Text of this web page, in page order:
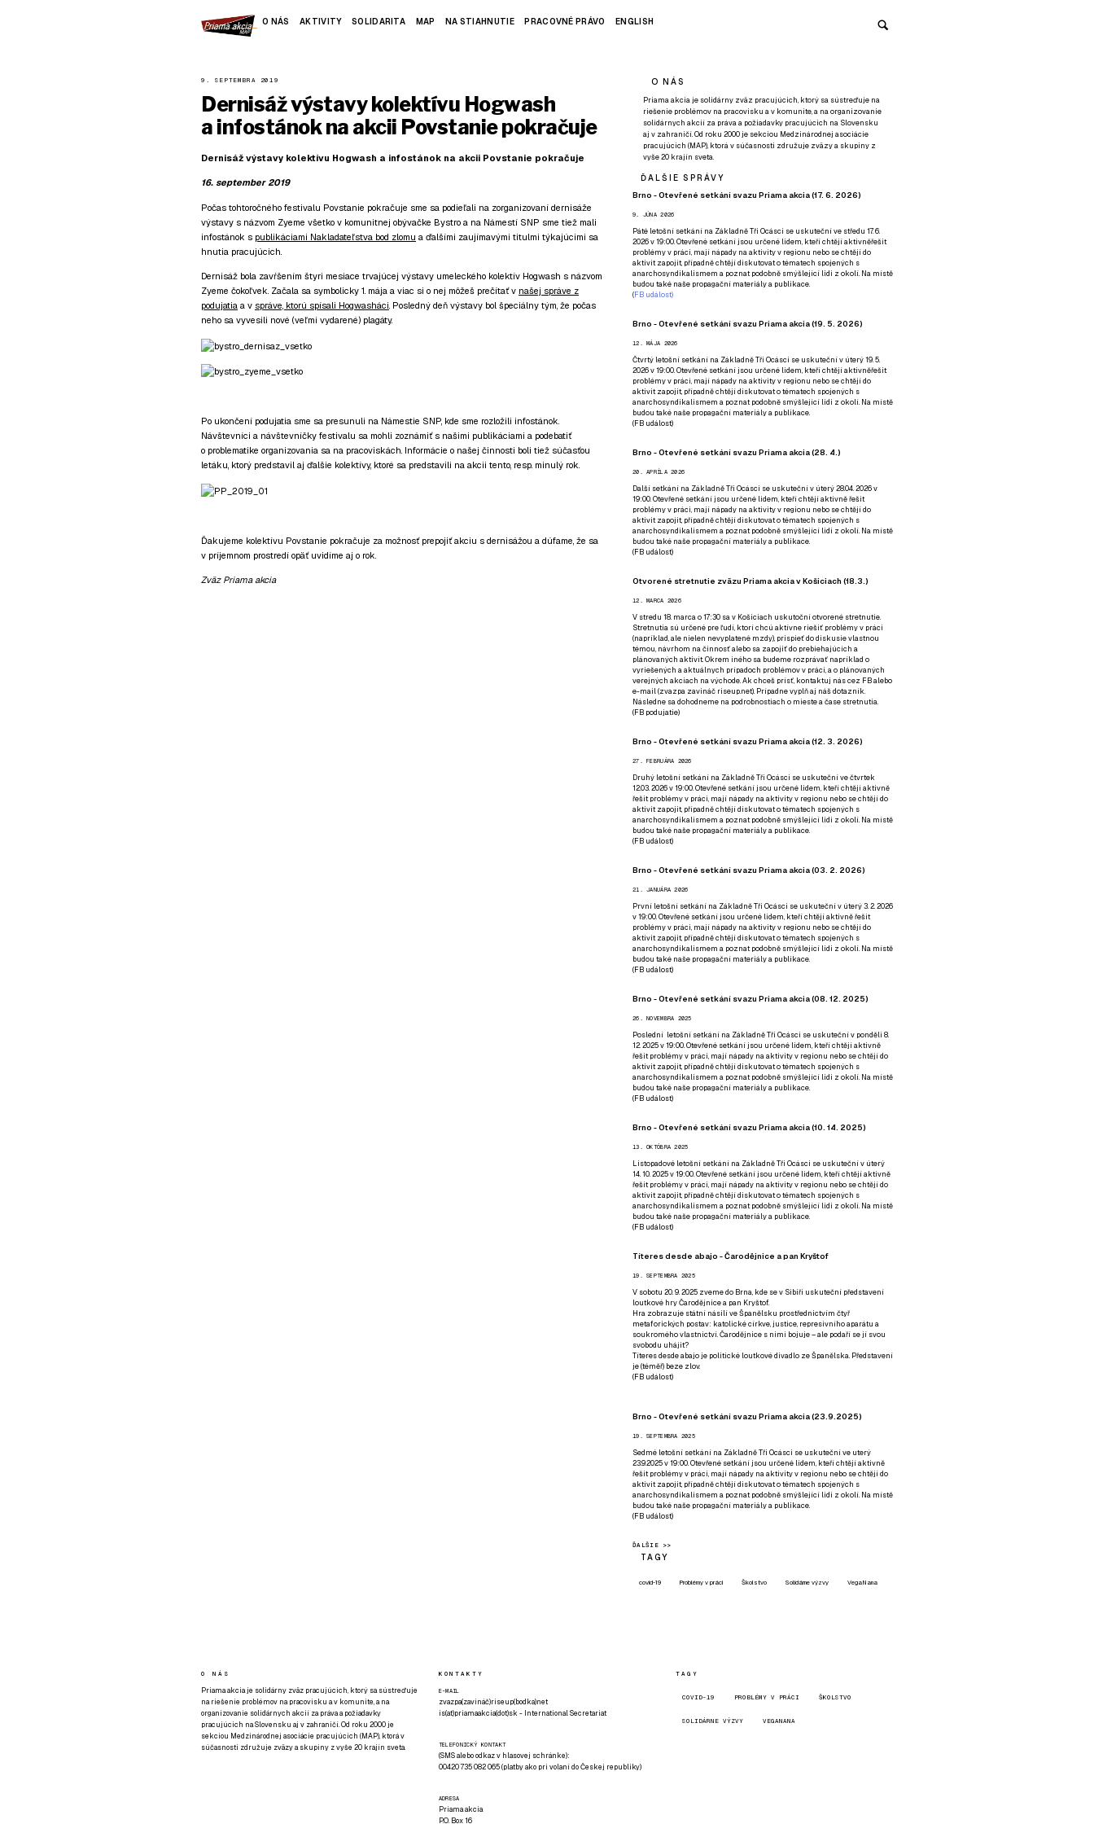
O NÁS AKTIVITY SOLIDARITA MAP NA STIAHNUTIE PRACOVNÉ PRÁVO ENGLISH
9. SEPTEMBRA 2019
Dernisáž výstavy kolektívu Hogwash
a infostánok na akcii Povstanie pokračuje
Dernisáž výstavy kolektívu Hogwash a infostánok na akcii Povstanie pokračuje
16. september 2019
Počas tohtoročného festivalu Povstanie pokračuje sme sa podieľali na zorganizovaní dernisáže
výstavy s názvom Zyeme všetko v komunitnej obývačke Bystro a na Námestí SNP sme tiež mali
infostánok s publikáciami Nakladateľstva bod zlomu a ďalšími zaujímavými titulmi týkajúcimi sa
hnutia pracujúcich.
Dernisáž bola zavŕšením štyri mesiace trvajúcej výstavy umeleckého kolektív Hogwash s názvom
Zyeme čokoľvek. Začala sa symbolicky 1. mája a viac si o nej môžeš prečítať v našej správe z
podujatia a v správe, ktorú spísali Hogwasháci. Posledný deň výstavy bol špeciálny tým, že počas
neho sa vyvesili nové (veľmi vydarené) plagáty.
Po ukončení podujatia sme sa presunuli na Námestie SNP, kde sme rozložili infostánok.
Návštevníci a návštevníčky festivalu sa mohli zoznámiť s našimi publikáciami a podebatiť
o problematike organizovania sa na pracoviskách. Informácie o našej činnosti boli tiež súčasťou
letáku, ktorý predstavil aj ďalšie kolektívy, ktoré sa predstavili na akcii tento, resp. minulý rok.
Ďakujeme kolektívu Povstanie pokračuje za možnosť prepojiť akciu s dernisážou a dúfame, že sa
v príjemnom prostredí opäť uvidíme aj o rok.
Zväz Priama akcia
O NÁS
Priama akcia je solidárny zväz pracujúcich, ktorý sa sústreďuje na
riešenie problémov na pracovisku a v komunite, a na organizovanie
solidárnych akcií za práva a požiadavky pracujúcich na Slovensku
aj v zahraničí. Od roku 2000 je sekciou Medzinárodnej asociácie
pracujúcich (MAP), ktorá v súčasnosti združuje zväzy a skupiny z
vyše 20 krajín sveta.
ĎALŠIE SPRÁVY
Brno - Otevřené setkání svazu Priama akcia (17. 6. 2026)
9. JÚNA 2026
Páté letošní setkání na Základně Tři Ocásci se uskuteční ve středu 17. 6.
2026 v 19:00. Otevřené setkání jsou určené lidem, kteří chtějí aktivněřešit
problémy v práci, mají nápady na aktivity v regionu nebo se chtějí do
aktivit zapojit, případně chtějí diskutovat o tématech spojených s
anarchosyndikalismem a poznat podobně smýšlející lidi z okolí. Na místě
budou také naše propagační materiály a publikace.
(FB událost)
Brno - Otevřené setkání svazu Priama akcia (19. 5. 2026)
12. MÁJA 2026
Čtvrtý letošní setkání na Základně Tři Ocásci se uskuteční v úterý 19. 5.
2026 v 19:00. Otevřené setkání jsou určené lidem, kteří chtějí aktivněřešit
problémy v práci, mají nápady na aktivity v regionu nebo se chtějí do
aktivit zapojit, případně chtějí diskutovat o tématech spojených s
anarchosyndikalismem a poznat podobně smýšlející lidi z okolí. Na místě
budou také naše propagační materiály a publikace.
(FB událost)
Brno - Otevřené setkání svazu Priama akcia (28. 4.)
20. APRÍLA 2026
Další setkání na Základně Tři Ocásci se uskuteční v úterý 28.04. 2026 v
19:00. Otevřené setkání jsou určené lidem, kteří chtějí aktivně řešit
problémy v práci, mají nápady na aktivity v regionu nebo se chtějí do
aktivit zapojit, případně chtějí diskutovat o tématech spojených s
anarchosyndikalismem a poznat podobně smýšlející lidi z okolí. Na místě
budou také naše propagační materiály a publikace.
(FB událost)
Otvorené stretnutie zväzu Priama akcia v Košiciach (18.3.)
12. MARCA 2026
V stredu 18. marca o 17:30 sa v Košiciach uskutoční otvorené stretnutie.
Stretnutia sú určené pre ľudí, ktorí chcú aktívne riešiť problémy v práci
(napríklad, ale nielen nevyplatené mzdy), prispieť do diskusie vlastnou
témou, návrhom na činnosť alebo sa zapojiť do prebiehajúcich a
plánovaných aktivít. Okrem iného sa budeme rozprávať napríklad o
vyriešených a aktuálnych prípadoch problémov v práci, a o plánovaných
verejných akciach na východe. Ak chceš prísť, kontaktuj nás cez FBalebo
e-mail (zvazpa zavináč riseup.net). Prípadnevyplň aj náš dotazník.
Následne sa dohodneme na podrobnostiach o mieste a čase stretnutia.
(FB podujatie)
Brno - Otevřené setkání svazu Priama akcia (12. 3. 2026)
27. FEBRUÁRA 2026
Druhý letošní setkání na Základně Tři Ocásci se uskuteční ve čtvrtek
12.03. 2026 v 19:00. Otevřené setkání jsou určené lidem, kteří chtějí aktivně
řešit problémy v práci, mají nápady na aktivity v regionu nebo se chtějí do
aktivit zapojit, případně chtějí diskutovat o tématech spojených s
anarchosyndikalismem a poznat podobně smýšlející lidi z okolí. Na místě
budou také naše propagační materiály a publikace.
(FB událost)
Brno - Otevřené setkání svazu Priama akcia (03. 2. 2026)
21. JANUÁRA 2026
První letošní setkání na Základně Tři Ocásci se uskuteční v úterý 3. 2. 2026
v 19:00. Otevřené setkání jsou určené lidem, kteří chtějí aktivně řešit
problémy v práci, mají nápady na aktivity v regionu nebo se chtějí do
aktivit zapojit, případně chtějí diskutovat o tématech spojených s
anarchosyndikalismem a poznat podobně smýšlející lidi z okolí. Na místě
budou také naše propagační materiály a publikace.
(FB událost)
Brno - Otevřené setkání svazu Priama akcia (08. 12. 2025)
26. NOVEMBRA 2025
Poslední letošní setkání na Základně Tři Ocásci se uskuteční v ponděli 8.
12. 2025 v 19:00. Otevřené setkání jsou určené lidem, kteří chtějí aktivně
řešit problémy v práci, mají nápady na aktivity v regionu nebo se chtějí do
aktivit zapojit, případně chtějí diskutovat o tématech spojených s
anarchosyndikalismem a poznat podobně smýšlející lidi z okolí. Na místě
budou také naše propagační materiály a publikace.
(FB událost)
Brno - Otevřené setkání svazu Priama akcia (10. 14. 2025)
13. OKTÓBRA 2025
Listopadové letošní setkání na Základně Tři Ocásci se uskuteční v úterý
14. 10. 2025 v 19:00. Otevřené setkání jsou určené lidem, kteří chtějí aktivně
řešit problémy v práci, mají nápady na aktivity v regionu nebo se chtějí do
aktivit zapojit, případně chtějí diskutovat o tématech spojených s
anarchosyndikalismem a poznat podobně smýšlející lidi z okolí. Na místě
budou také naše propagační materiály a publikace.
(FB událost)
Títeres desde abajo - Čarodějnice a pan Kryštof
19. SEPTEMBRA 2025
V sobotu 20. 9. 2025 zveme do Brna, kde se v Sibiři uskuteční představení
loutkové hry Čarodějnice a pan Kryštof.
Hra zobrazuje státní násilí ve Španělsku prostřednictvím čtyř
metaforických postav: katolické církve, justice, represivního aparátu a
soukromého vlastnictví. Čarodějnice s nimi bojuje – ale podaří se jí svou
svobodu uhájit?
Títeres desde abajo je politické loutkové divadlo ze Španělska. Představení
je (téměř) beze zlov.
(FB událost)
Brno - Otevřené setkání svazu Priama akcia (23.9.2025)
19. SEPTEMBRA 2025
Sedmé letošní setkání na Základně Tři Ocásci se uskuteční ve uterý
23.9.2025 v 19:00. Otevřené setkání jsou určené lidem, kteří chtějí aktivně
řešit problémy v práci, mají nápady na aktivity v regionu nebo se chtějí do
aktivit zapojit, případně chtějí diskutovat o tématech spojených s
anarchosyndikalismem a poznat podobně smýšlející lidi z okolí. Na místě
budou také naše propagační materiály a publikace.
(FB událost)
ĎALŠIE >>
TAGY
covid-19 Problémy v práci Školstvo Solidárne výzvy VegaNana
O NÁS
Priama akcia je solidárny zväz pracujúcich, ktorý sa sústreďuje
na riešenie problémov na pracovisku a v komunite, a na
organizovanie solidárnych akcií za práva a požiadavky
pracujúcich na Slovensku aj v zahraničí. Od roku 2000 je
sekciou Medzinárodnej asociácie pracujúcich (MAP), ktorá v
súčasnosti združuje zväzy a skupiny z vyše 20 krajín sveta.
KONTAKTY
E-MAIL
zvazpa(zavináč)riseup(bodka)net
is(at)priamaakcia(dot)sk - International Secretariat
TELEFONICKÝ KONTAKT
(SMS alebo odkaz v hlasovej schránke):
00420 735 082 065 (platby ako pri volaní do Českej republiky)
ADRESA
Priama akcia
P.O. Box 16
TAGY
COVID-19 PROBLÉMY V PRÁCI ŠKOLSTVO
SOLIDÁRNE VÝZVY VEGANANA